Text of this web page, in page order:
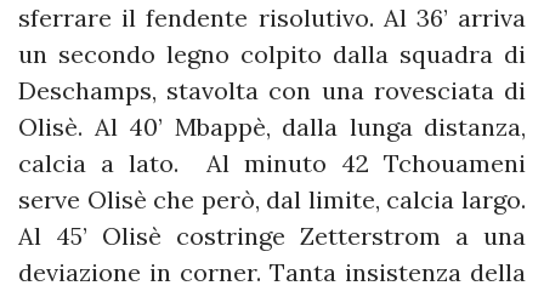
sferrare il fendente risolutivo. Al 36’ arriva
un secondo legno colpito dalla squadra di
Deschamps, stavolta con una rovesciata di
Olisè. Al 40’ Mbappè, dalla lunga distanza,
calcia a lato. Al minuto 42 Tchouameni
serve Olisè che però, dal limite, calcia largo.
Al 45’ Olisè costringe Zetterstrom a una
deviazione in corner. Tanta insistenza della